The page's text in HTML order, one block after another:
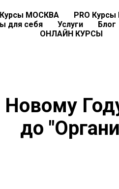
Курсы МОСКВА
PRO
для себя
Услуги Блог
ОНЛАЙН КУРСЫ
Новому
до